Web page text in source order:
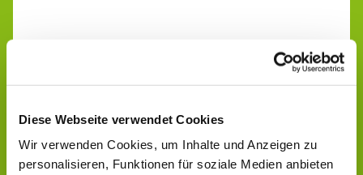
Diese Webseite verwendet Cookies
Wir verwenden Cookies, um Inhalte und Anzeigen zu
personalisieren, Funktionen für soziale Medien anbieten